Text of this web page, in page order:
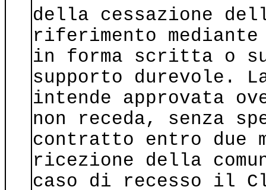
della cessazione
riferimento mediante
in forma scritta o
supporto durevole.
intende approvata
non receda, senza
contratto entro due
ricezione della
caso di recesso il